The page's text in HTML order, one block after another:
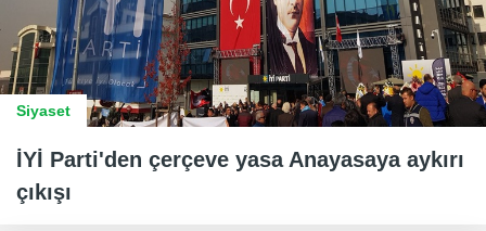
Siyaset
İYİ Parti'den çerçeve yasa Anayasaya aykırı
çıkışı